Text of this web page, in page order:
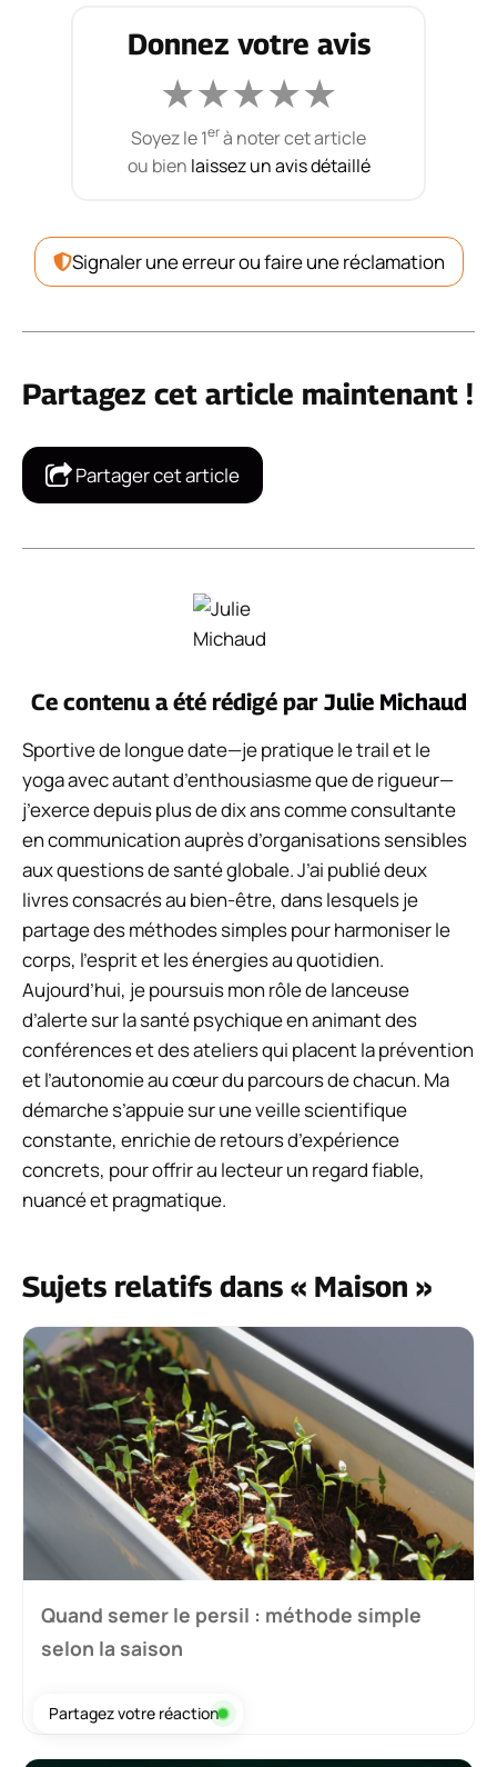
Donnez votre avis
★★★★★
Soyez le 1erà noter cet article
ou bien laissez un avis détaillé
Signaler une erreur ou faire une réclamation
Partagez cet article maintenant !
Partager cet article
Ce contenu a été rédigé par Julie Michaud
Sportive de longue date—je pratique le trail et le
yoga avec autant d’enthousiasme que de rigueur—
j’exerce depuis plus de dix ans comme consultante
en communication auprès d’organisations sensibles
aux questions de santé globale. J’ai publié deux
livres consacrés au bien-être, dans lesquels je
partage des méthodes simples pour harmoniser le
corps, l’esprit et les énergies au quotidien.
Aujourd’hui, je poursuis mon rôle de lanceuse
d’alerte sur la santé psychique en animant des
conférences et des ateliers qui placent la prévention
et l’autonomie au cœur du parcours de chacun. Ma
démarche s’appuie sur une veille scientifique
constante, enrichie de retours d’expérience
concrets, pour offrir au lecteur un regard fiable,
nuancé et pragmatique.
Sujets relatifs dans « Maison »
Quand semer le persil : méthode simple
selon la saison
2 août 2026
Partagez votre réaction